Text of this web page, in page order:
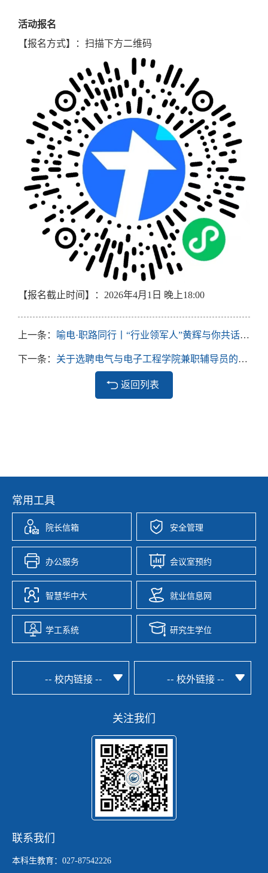
活动报名
【报名方式】：扫描下方二维码
【报名截止时间】： 2026年4月1日 晚上18:00
上一条： 喻电·职路同行丨“行业领军人”黄辉与你共话物联网
下一条： 关于选聘电气与电子工程学院兼职辅导员的通知
返回列表
常用工具
院长信箱 安全管理
办公服务 会议室预约
智慧华中大 就业信息网
学工系统 研究生学位
-- 校内链接 -- -- 校外链接 --
关注我们
联系我们
本科生教育：027-87542226